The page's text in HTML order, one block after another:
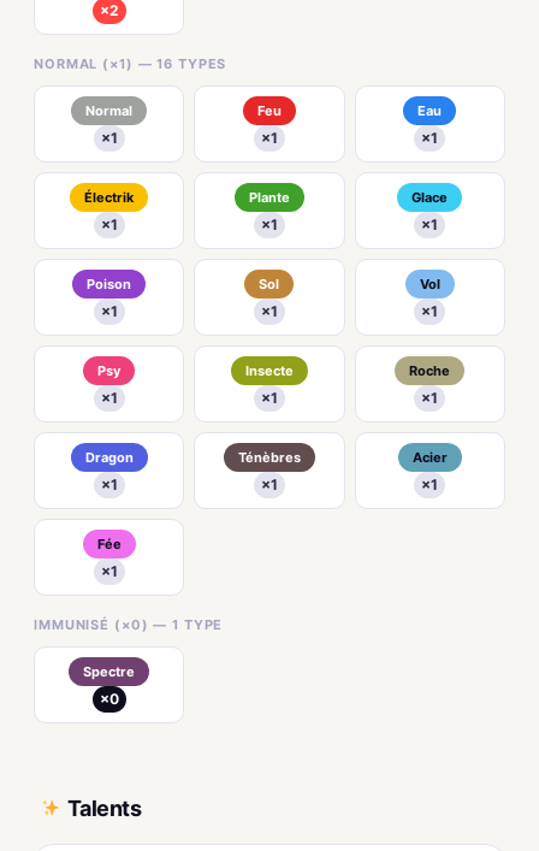
×2
NORMAL (×1) — 16 TYPES
Normal
×1
Feu
×1
Eau
×1
Électrik
×1
Plante
×1
Glace
×1
Poison
×1
Sol
×1
Vol
×1
Psy
×1
Insecte
×1
Roche
×1
Dragon
×1
Ténèbres
×1
Acier
×1
Fée
×1
IMMUNISÉ (×0) — 1 TYPE
Spectre
×0
Talents